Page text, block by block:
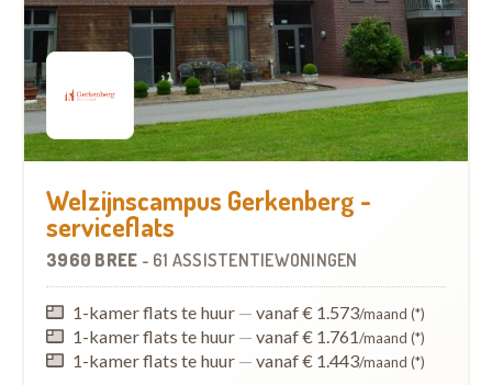
Welzijnscampus Gerkenberg -
serviceflats
3960 BREE - 61 ASSISTENTIEWONINGEN
1-kamer flats te huur — vanaf € 1.573/maand (*)
1-kamer flats te huur — vanaf € 1.761/maand (*)
1-kamer flats te huur — vanaf € 1.443/maand (*)